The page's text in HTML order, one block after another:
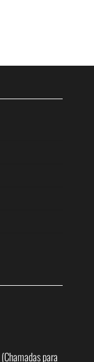
(Chamadas para